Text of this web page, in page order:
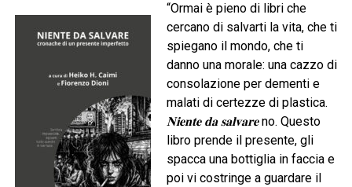
“Ormai è pieno di libri che
cercano di salvarti la vita, che ti
spiegano il mondo, che ti
danno una morale: una cazzo di
consolazione per dementi e
malati di certezze di plastica.
𝐍𝐢𝐞𝐧𝐭𝐞 𝐝𝐚 𝐬𝐚𝐥𝐯𝐚𝐫𝐞no. Questo
libro prende il presente, gli
spacca una bottiglia in faccia e
poi vi costringe a guardare il